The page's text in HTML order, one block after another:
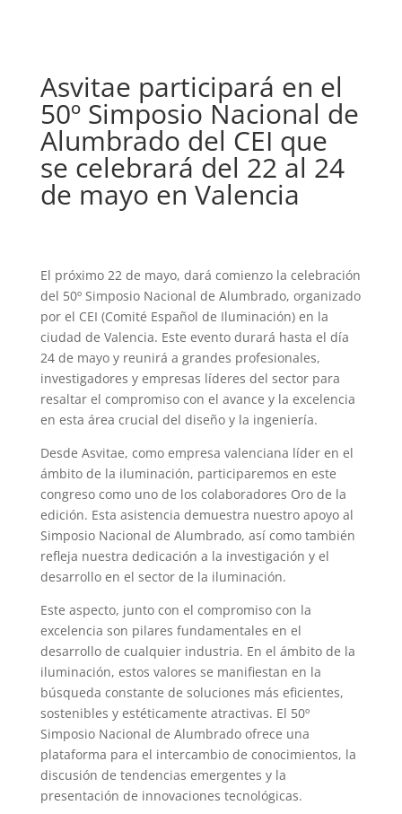
Asvitae participará en el
50º Simposio Nacional de
Alumbrado del CEI que
se celebrará del 22 al 24
de mayo en Valencia
El próximo 22 de mayo, dará comienzo la celebración
del 50º Simposio Nacional de Alumbrado, organizado
por el CEI (Comité Español de Iluminación) en la
ciudad de Valencia. Este evento durará hasta el día
24 de mayo y reunirá a grandes profesionales,
investigadores y empresas líderes del sector para
resaltar el compromiso con el avance y la excelencia
en esta área crucial del diseño y la ingeniería.
Desde Asvitae, como empresa valenciana líder en el
ámbito de la iluminación, participaremos en este
congreso como uno de los colaboradores Oro de la
edición. Esta asistencia demuestra nuestro apoyo al
Simposio Nacional de Alumbrado, así como también
refleja nuestra dedicación a la investigación y el
desarrollo en el sector de la iluminación.
Este aspecto, junto con el compromiso con la
excelencia son pilares fundamentales en el
desarrollo de cualquier industria. En el ámbito de la
iluminación, estos valores se manifiestan en la
búsqueda constante de soluciones más eficientes,
sostenibles y estéticamente atractivas. El 50º
Simposio Nacional de Alumbrado ofrece una
plataforma para el intercambio de conocimientos, la
discusión de tendencias emergentes y la
presentación de innovaciones tecnológicas.